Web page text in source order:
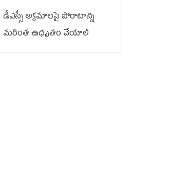
డీఎస్సీ అక్రమాలపై పోరాటాన్ని
మరింత ఉధృతం చేయాలి